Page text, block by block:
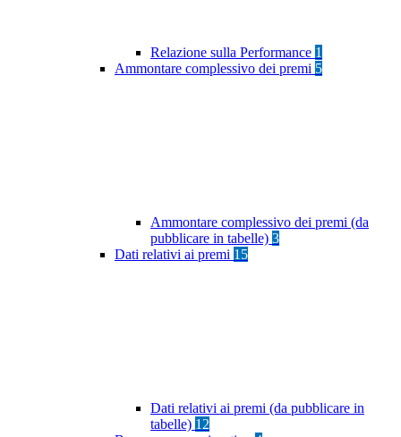
Relazione sulla Performance 1
Ammontare complessivo dei premi 5
Ammontare complessivo dei premi (da
pubblicare in tabelle) 3
Dati relativi ai premi 15
Dati relativi ai premi (da pubblicare in
tabelle) 12